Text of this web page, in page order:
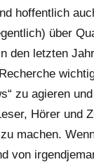
hoffentlich
über
den letzten
zu agieren
Hörer und
machen.
von